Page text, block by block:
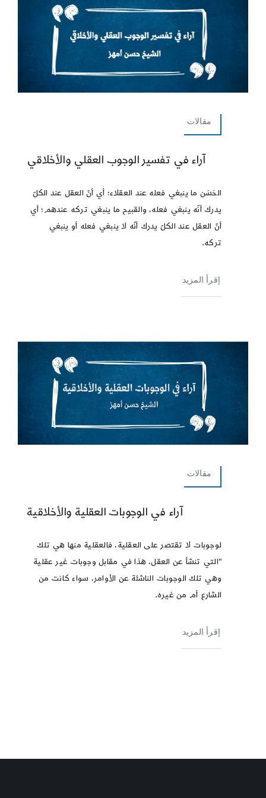
مقالات
آراء في تفسير الوجوب العقلي والأخلاقي
الحَسَن ما ينبغي فعله عند العقلاء؛ أي أنّ العقل عند الكلّ
يدرك أنّه ينبغي فعله، والقبيح ما ينبغي تركه عندهم؛ أي
أنّ العقل عند الكلّ يدرك أنّه لا ينبغي فعله أو ينبغي
تركه.
إقرأ المزيد
مقالات
آراء في الوجوبات العقلية والأخلاقية
لوجوبات لا تقتصر على العقلية، فالعقلية منها هي تلك
"التي تنشأ عن العقل، هذا في مقابل وجوبات غير عقلية
وهي تلك الوجوبات الناشئة عن الأوامر، سواء كانت من
الشارع أم من غيره.
إقرأ المزيد